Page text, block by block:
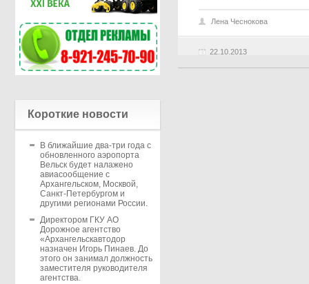
Короткие новости
В ближайшие два-три года с
обновленного аэропорта
Вельск будет налажено
авиасообщение с
Архангельском, Москвой,
Санкт-Петербургом и
другими регионами России.
Директором ГКУ АО
Дорожное агентство
«Архангельскавтодор
назначен Игорь Пинаев. До
этого он занимал должность
заместителя руководителя
агентства.
22.10.2013
Лена Чеснокова